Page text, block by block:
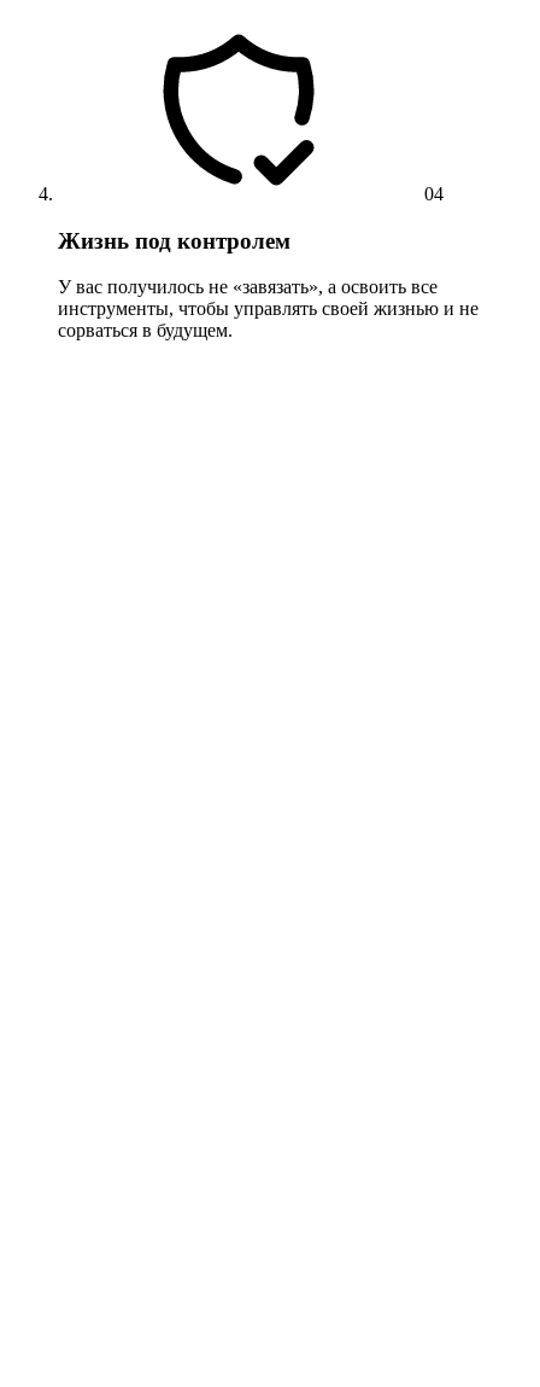
04
Жизнь под контролем
У вас получилось не «завязать», а освоить все
инструменты, чтобы управлять своей жизнью и не
сорваться в будущем.